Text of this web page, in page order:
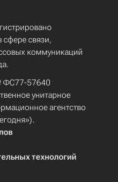
сфере связи,
коммуникаций
ФС77-57640
унитарное
агентство
технологий